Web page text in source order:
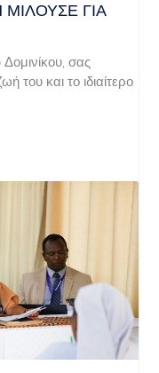
ΓΙΑ ΤΟ
σας
του και το ιδιαίτερο